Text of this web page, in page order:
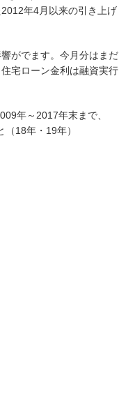
年4月以来の引き上げ
がでます。今月分はまだ
宅ローン金利は融資実行
年～2017年末まで、
18年・19年）